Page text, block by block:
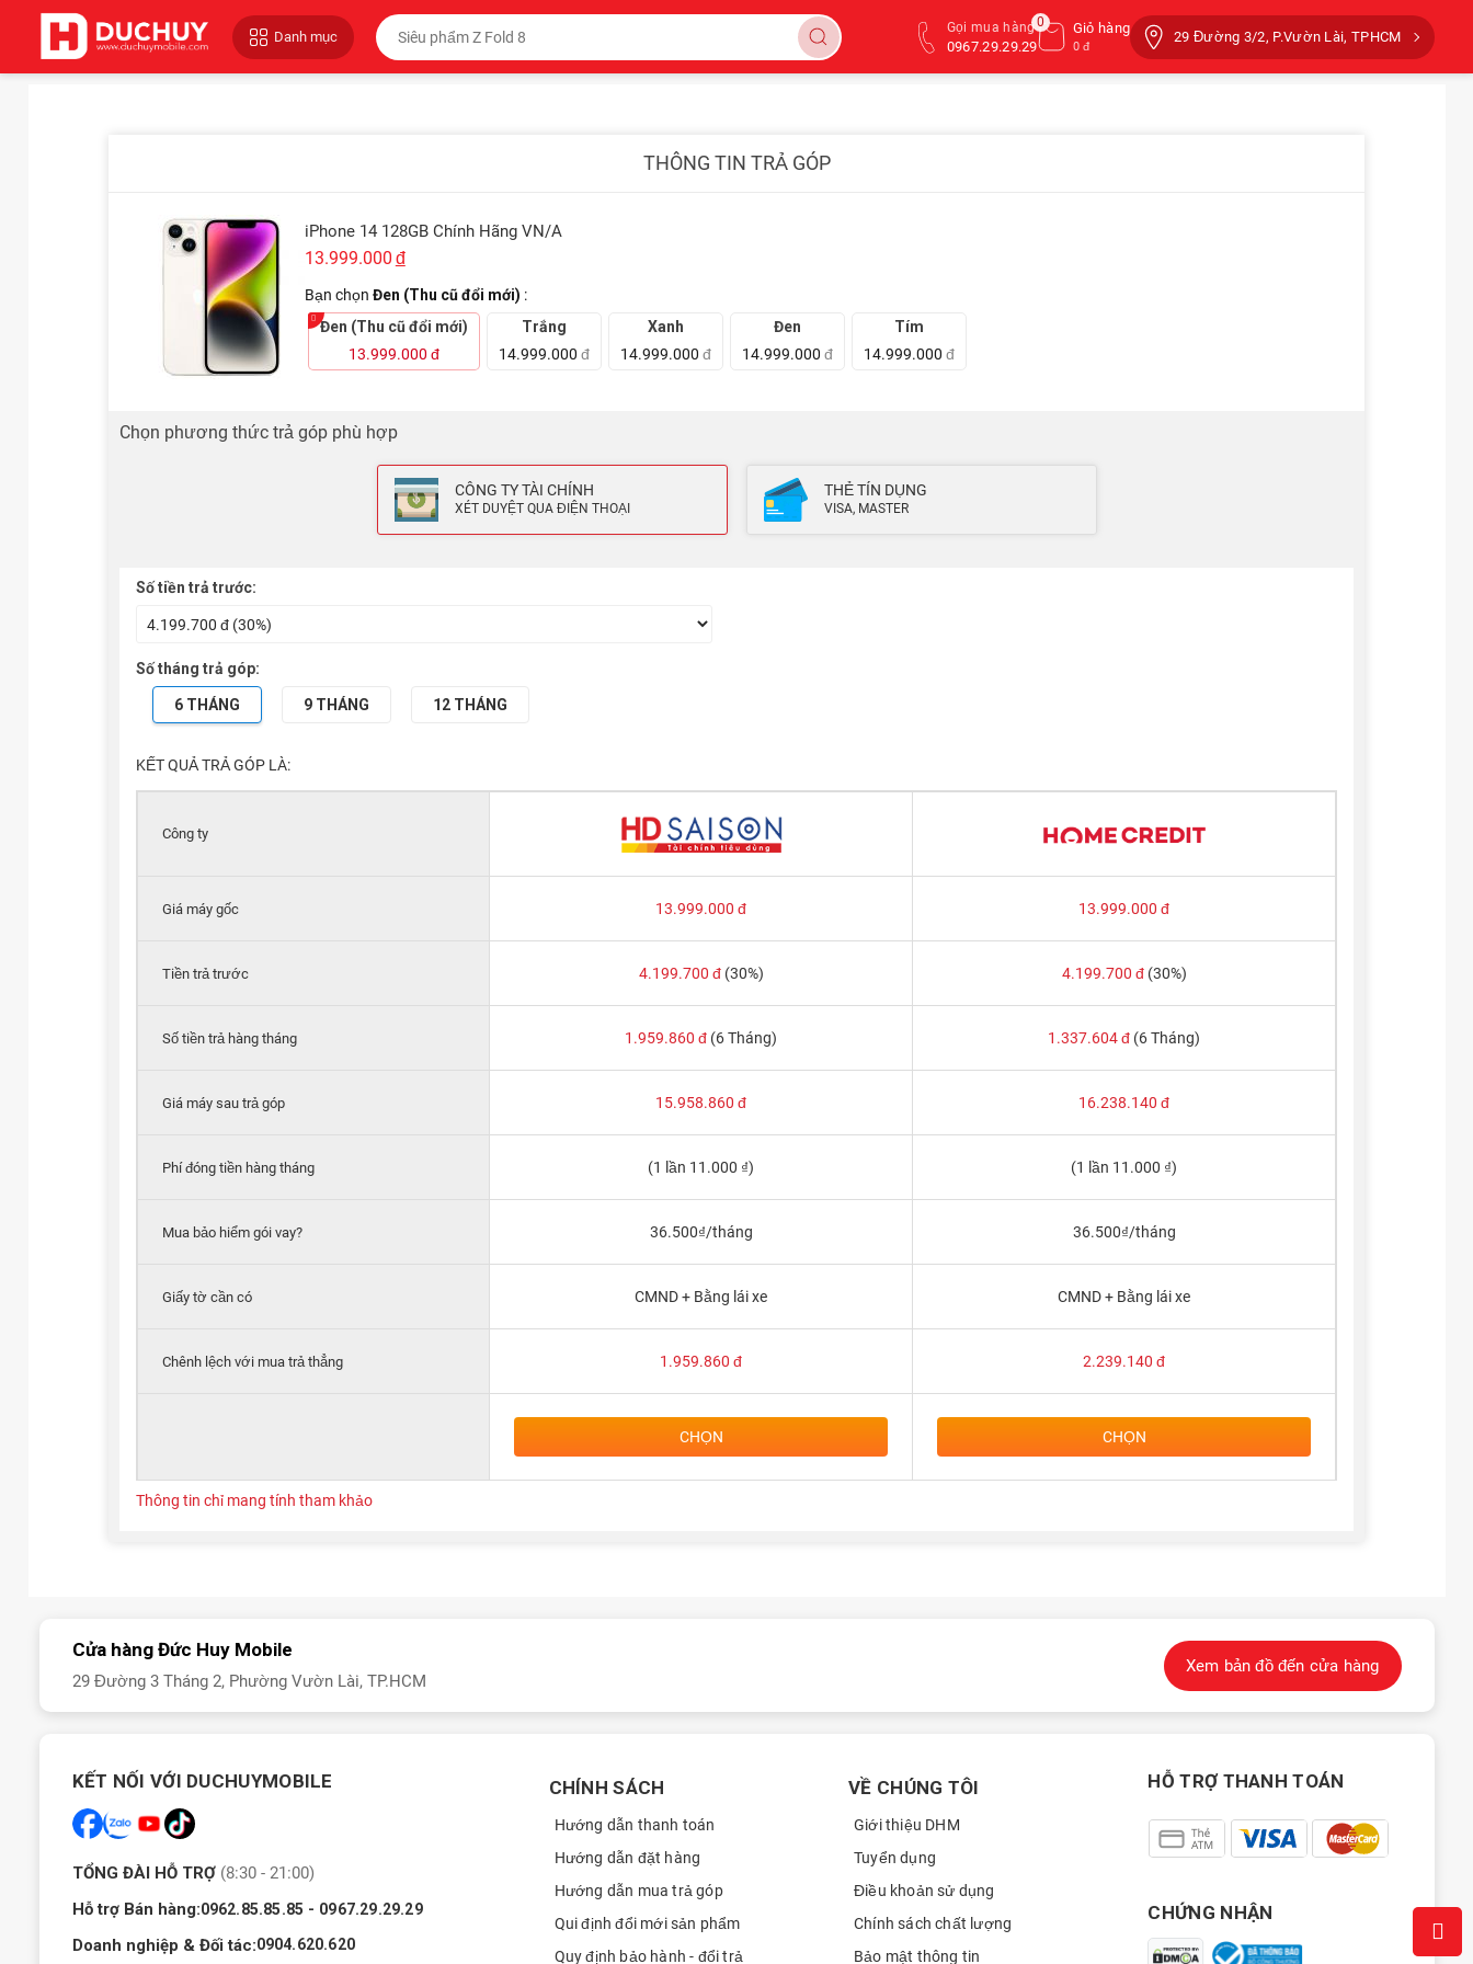
Danh mục
Gọi mua hàng
0967.29.29.29
Giỏ hàng
0 đ
0
29 Đường 3/2, P.Vườn Lài, TPHCM
THÔNG TIN TRẢ GÓP
iPhone 14 128GB Chính Hãng VN/A
13.999.000 đ
Bạn chọn Đen (Thu cũ đổi mới) :
Đen (Thu cũ đổi mới)
13.999.000 đ
Trắng
14.999.000 đ
Xanh
14.999.000 đ
Đen
14.999.000 đ
Tím
14.999.000 đ
Chọn phương thức trả góp phù hợp
CÔNG TY TÀI CHÍNH
XÉT DUYỆT QUA ĐIỆN THOẠI
THẺ TÍN DỤNG
VISA, MASTER
Số tiền trả trước:
Số tháng trả góp:
6 THÁNG 9 THÁNG 12 THÁNG
KẾT QUẢ TRẢ GÓP LÀ:
Công ty
Giá máy gốc 13.999.000 đ 13.999.000 đ
Tiền trả trước 4.199.700 đ(30%) 4.199.700 đ(30%)
Số tiền trả hàng tháng 1.959.860 đ (6 Tháng) 1.337.604đ (6 Tháng)
Giá máy sau trả góp 15.958.860 đ 16.238.140 đ
Phí đóng tiền hàng tháng (1 lần 11.000 ₫) (1 lần 11.000 ₫)
Mua bảo hiểm gói vay? 36.500₫/tháng 36.500₫/tháng
Giấy tờ cần có CMND + Bằng lái xe CMND + Bằng lái xe
Chênh lệch với mua trả thẳng 1.959.860 đ 2.239.140 đ
CHỌN CHỌN
Thông tin chỉ mang tính tham khảo
Cửa hàng Đức Huy Mobile
29 Đường 3 Tháng 2, Phường Vườn Lài, TP.HCM
Xem bản đồ đến cửa hàng
KẾT NỐI VỚI DUCHUYMOBILE
TỔNG ĐÀI HỖ TRỢ (8:30 - 21:00)
Hỗ trợ Bán hàng:0962.85.85.85 - 0967.29.29.29
Doanh nghiệp & Đối tác:0904.620.620
CHÍNH SÁCH
Hướng dẫn thanh toán
Hướng dẫn đặt hàng
Hướng dẫn mua trả góp
Qui định đổi mới sản phẩm
Quy định bảo hành - đổi trả
VỀ CHÚNG TÔI
Giới thiệu DHM
Tuyển dụng
Điều khoản sử dụng
Chính sách chất lượng
Bảo mật thông tin
HỖ TRỢ THANH TOÁN
CHỨNG NHẬN